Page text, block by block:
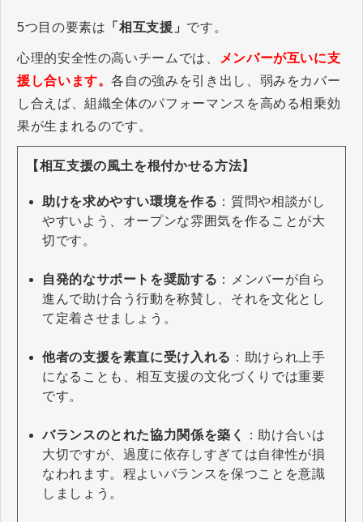
5つ目の要素は 「相互支援」 です。
心理的安全性の高いチームでは、 メンバーが互いに支
援し合います。各自の強みを引き出し、弱みをカバー
し合えば、組織全体のパフォーマンスを高める相乗効
果が生まれるのです。
【相互支援の風土を根付かせる方法】
助けを求めやすい環境を作る ：質問や相談がし
やすいよう、オープンな雰囲気を作ることが大
切です。
自発的なサポートを奨励する ：メンバーが自ら
進んで助け合う行動を称賛し、それを文化とし
て定着させましょう。
他者の支援を素直に受け入れる ：助けられ上手
になることも、相互支援の文化づくりでは重要
です。
バランスのとれた協力関係を築く
：助け合いは
大切ですが、過度に依存しすぎては自律性が損
なわれます。程よいバランスを保つことを意識
しましょう。